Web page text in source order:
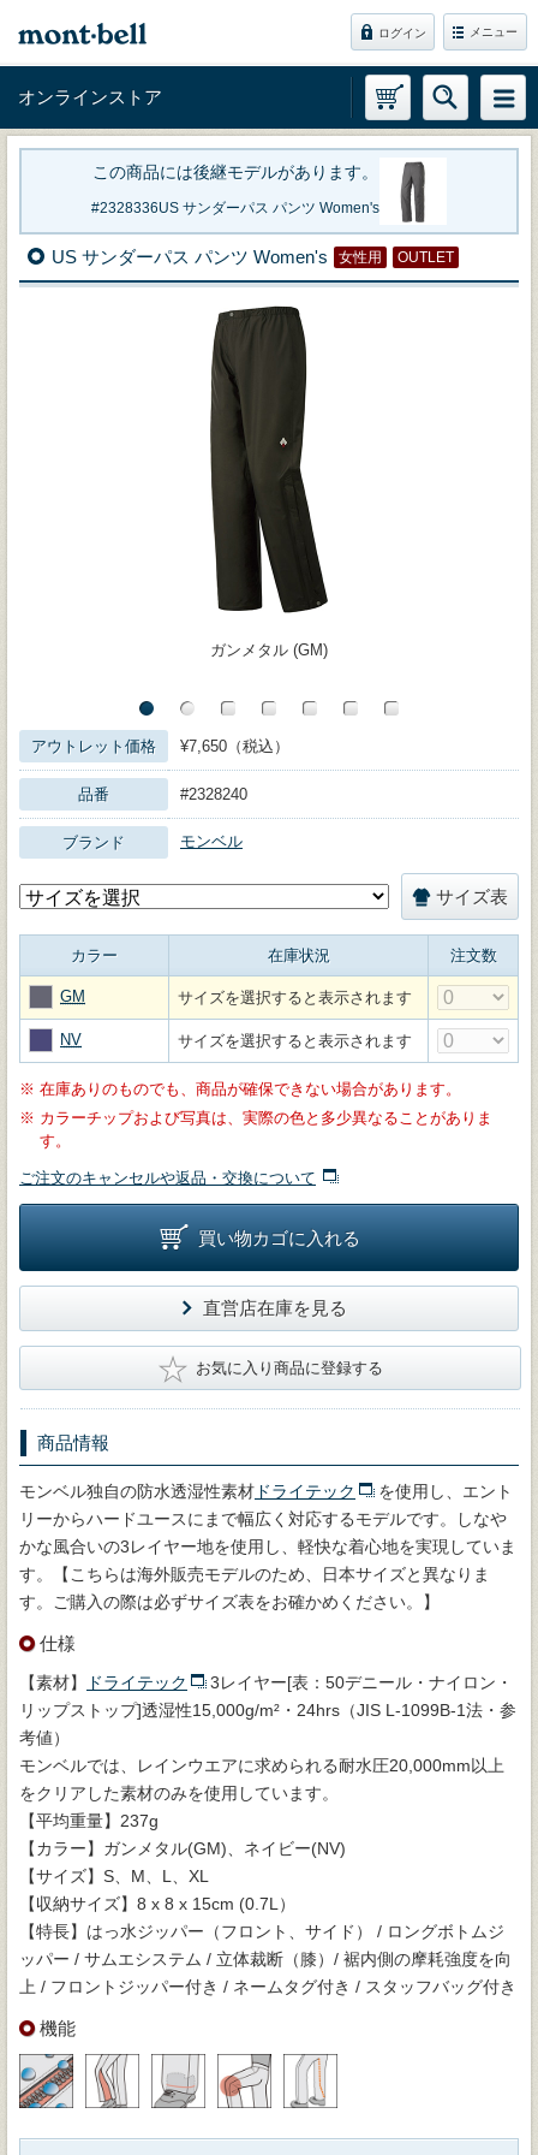
ログイン メニュー
オンラインストア
この商品には後継モデルがあります。
2328336US サンダーパス パンツ Women's
US サンダーパス パンツ Women's 女性用 OUTLET
ガンメタル (GM)
アウトレット価格 ¥7,650（税込）
品番 #2328240
ブランド モンベル
サイズ表
カラー 在庫状況 注文数
GM サイズを選択すると表示されます
NV サイズを選択すると表示されます
※ 在庫ありのものでも、商品が確保できない場合があります。
※ カラーチップおよび写真は、実際の色と多少異なることがありま
す。
ご注文のキャンセルや返品・交換について
買い物カゴに入れる
直営店在庫を見る
★ お気に入り商品に登録する
商品情報
モンベル独自の防水透湿性素材 ドライテック
を使用し、エント
リーからハードユースにまで幅広く対応するモデルです。しなや
かな風合いの3レイヤー地を使用し、軽快な着心地を実現していま
す。【こちらは海外販売モデルのため、日本サイズと異なりま
す。ご購入の際は必ずサイズ表をお確かめください。】
仕様
【素材】 ドライテック
3レイヤー[表：50デニール・ナイロン・
リップストップ]透湿性15,000g/m²・24hrs（JIS L-1099B-1法・参
考値）
モンベルでは、レインウエアに求められる耐水圧20,000mm以上
をクリアした素材のみを使用しています。
【平均重量】237g
【カラー】ガンメタル(GM)、ネイビー(NV)
【サイズ】S、M、L、XL
【収納サイズ】8 x 8 x 15cm (0.7L）
【特長】はっ水ジッパー（フロント、サイド） / ロングボトムジ
ッパー / サムエシステム / 立体裁断（膝）/ 裾内側の摩耗強度を向
上 / フロントジッパー付き / ネームタグ付き / スタッフバッグ付き
機能